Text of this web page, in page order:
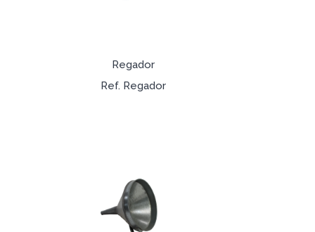
Regador
Ref. Regador